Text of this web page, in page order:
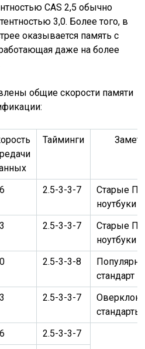
CAS 2,5 обычно
3,0. Более того, в
оказывается память с
даже на более
общие скорости памяти
Тайминги
2.5-3-3-7
Старые
ноутбуки
2.5-3-3-7
Старые
ноутбуки
2.5-3-3-8
стандарт
2.5-3-3-7
стандарты
2.5-3-3-7